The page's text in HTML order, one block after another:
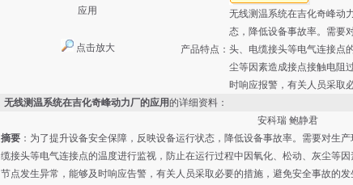
点击放大 产品特点：
无线测温系统在吉化奇峰动
态，降低设备事故率。需要
头、电缆接头等电气连接点
尘等因素造成接点接触电阻
时响应报警，有关人员采取
无线测温系统在吉化奇峰动力厂的应用的详细资料：
安科瑞 鲍静君
摘要：为了提升设备安全保障，反映设备运行状态，降低设备事故率。需要对生
缆接头等电气连接点的温度进行监视，防止在运行过程中因氧化、松动、灰尘等
节点发生异常，能够及时响应告警，有关人员采取必要的措施，避免安全事故的